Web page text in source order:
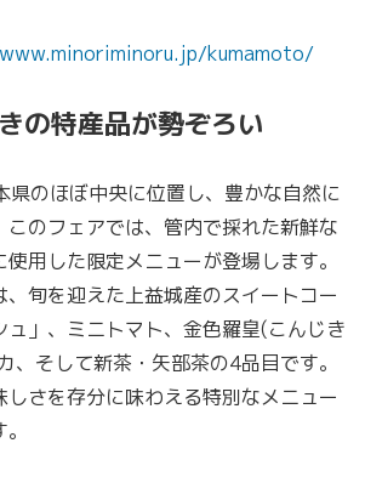
kumamoto/
の特産品が勢ぞろい
県のほぼ中央に位置し、豊かな自然に
のフェアでは、管内で採れた新鮮な
用した限定メニューが登場します。
旬を迎えた上益城産のスイートコー
ュ」、ミニトマト、金色羅皇(こんじき
、そして新茶・矢部茶の4品目です。
しさを存分に味わえる特別なメニュー